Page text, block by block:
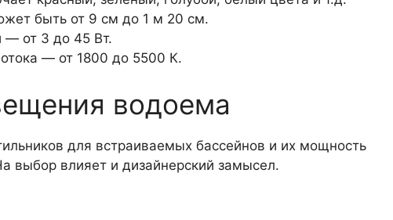
быть от 9 см до 1 м 20 см.
— от 3 до 45 Вт.
— от 1800 до 5500 К.
водоема
для встраиваемых бассейнов и их мощность
выбор влияет и дизайнерский замысел.